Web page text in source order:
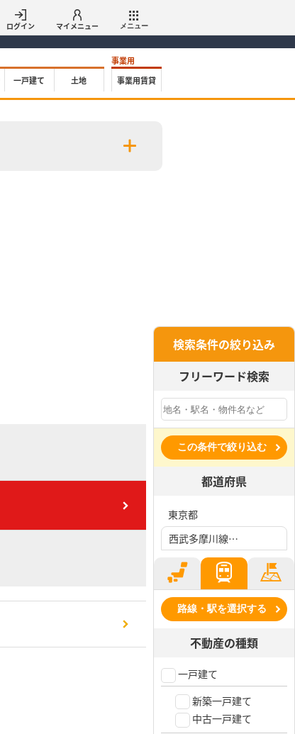
ログイン マイメニュー メニュー
一戸建て 土地
事業用
事業用賃貸
検索条件の絞り込み
フリーワード検索
この条件で絞り込む
都道府県
東京都
西武多摩川線、競艇場前駅
路線・駅を選択する
不動産の種類
一戸建て
新築一戸建て
中古一戸建て